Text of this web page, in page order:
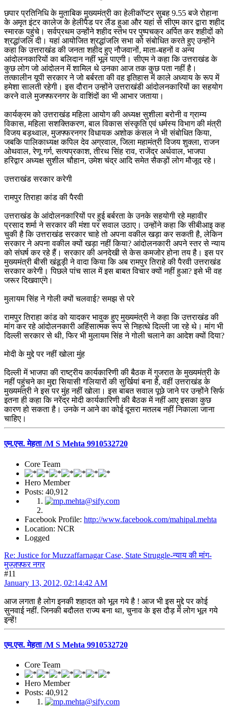
छपार प्रतिनिधि के मुताबिक मुख्यमंत्री का हेलीकॉप्टर सुबह 9.55 बजे रोहाना
के अमृत इंटर कालेज के हेलीपैड पर लैंड हुआ और यहां से सीएम कार द्वारा शहीद
स्मारक पहुंचे। सर्वप्रथम उन्होंने शहीद स्तंभ पर पुष्पचक्र अर्पित कर शहीदों को
श्रद्धांजलि दी। यहां आयोजित श्रद्धांजलि सभा को संबोधित करते हुए उन्होंने
कहा कि उत्तराखंड की जनता शहीद हुए नौजवानों, माता-बहनों व अन्य
आंदोलनकारियों का बलिदान नहीं भूल पाएगी। सीएम ने कहा कि उत्तराखंड के
कुछ लोग जो आंदोलन में शामिल थे उनका आज तक कुछ पता नहीं है।
तत्कालीन यूपी सरकार ने जो बर्बरता की वह इतिहास में काले अध्याय के रूप में
हमेशा सालती रहेगी। इस दौरान उन्होंने उत्तराखंडी आंदोलनकारियों का सहयोग
करने वाले मुजफ्फरनगर के वाशिंदों का भी आभार जताया।
कार्यक्रम को उत्तराखंड महिला आयोग की अध्यक्ष सुशीला बरोनी व ग्राम्य
विकास, महिला सशक्तिकरण, बाल विकास संस्कृति एवं धर्मस्य विभाग की मंत्री
विजय बड़थ्वाल, मुजफ्फरनगर विधायक अशोक कंसल ने भी संबोधित किया,
जबकि पालिकाध्यक्ष कपिल देव अग्रवाल, जिला महामंत्री विजय शुक्ला, राजन
ओथवाल, रेणू गर्ग, सत्यप्रकाश, तीरथ सिंह राव, राजेंद्र अर्थवाल, भाजपा
हरिद्वार अध्यक्ष सुशील चौहान, उमेश चंद्र आदि समेत सैकड़ों लोग मौजूद रहे।
उत्तराखंड सरकार करेगी
रामपुर तिराहा कांड की पैरवी
उत्तराखंड के आंदोलनकारियों पर हुई बर्बरता के उनके सहयोगी रहे महावीर
प्रसाद शर्मा ने सरकार की मंशा पर सवाल उठाए। उन्होंने कहा कि सीबीआइ कह
चुकी है कि उत्तराखंड सरकार चाहे तो अपना वकील खड़ा कर सकती है, लेकिन
सरकार ने अपना वकील क्यों खड़ा नहीं किया? आंदोलनकारी अपने स्तर से न्याय
को संघर्ष कर रहे हैं। सरकार की अनदेखी से केस कमजोर होना तय है। इस पर
मुख्यमंत्री बीसी खंडूड़ी ने वादा किया कि अब रामपुर तिराहे की पैरवी उत्तराखंड
सरकार करेगी। पिछले पांच साल में इस बाबत विचार क्यों नहीं हुआ? इसे भी वह
जरूर दिखवाएंगे।
मुलायम सिंह ने गोली क्यों चलवाई? समझ से परे
रामपुर तिराहा कांड को यादकर भावुक हुए मुख्यमंत्री ने कहा कि उत्तराखंड की
मांग कर रहे आंदोलनकारी अहिंसात्मक रूप से निहत्थे दिल्ली जा रहे थे। मांग भी
दिल्ली सरकार से थी, फिर भी मुलायम सिंह ने गोली चलाने का आदेश क्यों दिया?
मोदी के मुद्दे पर नहीं खोला मुंह
दिल्ली में भाजपा की राष्ट्रीय कार्यकारिणी की बैठक में गुजरात के मुख्यमंत्री के
नहीं पहुंचने का मुद्दा सियासी गलियारों की सुर्खियां बना है, वहीं उत्तराखंड के
मुख्यमंत्री ने इस पर मुंह नहीं खोला। इस बाबत सवाल पूछे जाने पर उन्होंने सिर्फ
इतना ही कहा कि नरेंद्र मोदी कार्यकारिणी की बैठक में नहीं आए इसका कुछ
कारण हो सकता है। उनके न आने का कोई दूसरा मतलब नहीं निकाला जाना
चाहिए।
एम.एस. मेहता /M S Mehta 9910532720
Core Team
Hero Member
Posts: 40,912
Facebook Profile: http://www.facebook.com/mahipal.mehta
Location: NCR
Logged
Re: Justice for Muzzaffarnagar Case, State Struggle-न्याय की मांग-
मुज्ज़फ्फर नगर
#11
January 13, 2012, 02:14:42 AM
आज लगता है लोग इनकी शहादत को भूल गये है ! आज भी इस मुद्दे पर कोई
सुनवाई नहीं. जिनकी बदौलत राज्य बना था, चुनाव के इस दौड़ में लोग भूल गये
इन्हें!
एम.एस. मेहता /M S Mehta 9910532720
Core Team
Hero Member
Posts: 40,912